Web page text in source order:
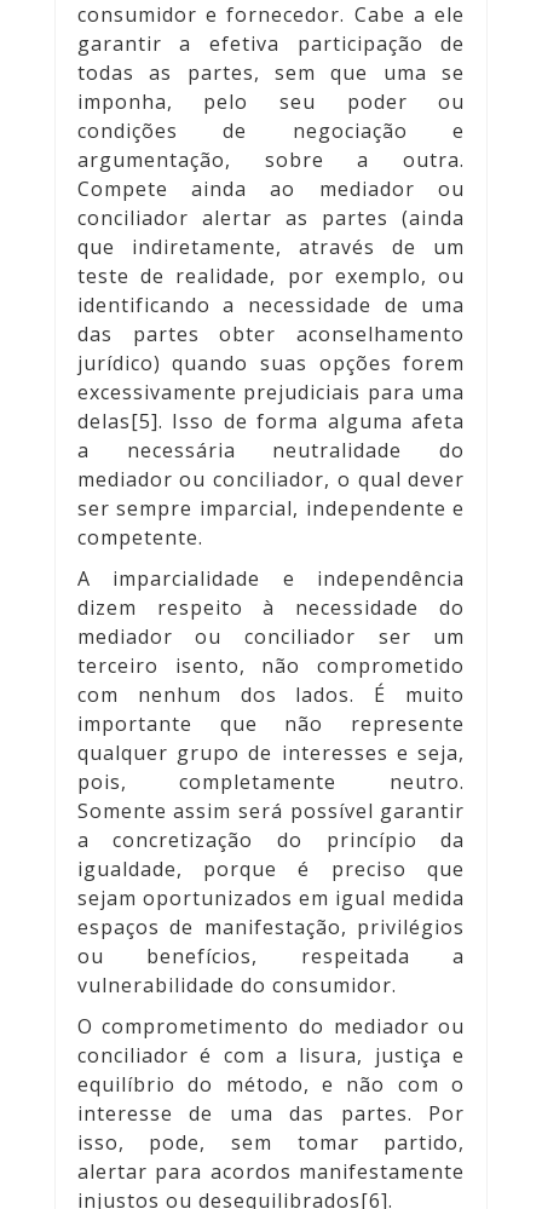
consumidor e fornecedor. Cabe a ele
garantir a efetiva participação de
todas as partes, sem que uma se
imponha, pelo seu poder ou
condições de negociação e
argumentação, sobre a outra.
Compete ainda ao mediador ou
conciliador alertar as partes (ainda
que indiretamente, através de um
teste de realidade, por exemplo, ou
identificando a necessidade de uma
das partes obter aconselhamento
jurídico) quando suas opções forem
excessivamente prejudiciais para uma
delas[5]. Isso de forma alguma afeta
a necessária neutralidade do
mediador ou conciliador, o qual dever
ser sempre imparcial, independente e
competente.
A imparcialidade e independência
dizem respeito à necessidade do
mediador ou conciliador ser um
terceiro isento, não comprometido
com nenhum dos lados. É muito
importante que não represente
qualquer grupo de interesses e seja,
pois, completamente neutro.
Somente assim será possível garantir
a concretização do princípio da
igualdade, porque é preciso que
sejam oportunizados em igual medida
espaços de manifestação, privilégios
ou benefícios, respeitada a
vulnerabilidade do consumidor.
O comprometimento do mediador ou
conciliador é com a lisura, justiça e
equilíbrio do método, e não com o
interesse de uma das partes. Por
isso, pode, sem tomar partido,
alertar para acordos manifestamente
injustos ou desequilibrados[6].